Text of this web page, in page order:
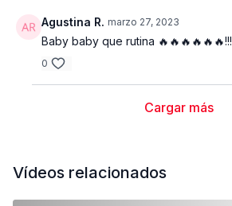
Bicicletas 12 rep | 14 rep | 16 rep
Equipos y peso utilizado
Agustina R. marzo 27, 2023
Baby baby que rutina 🔥🔥🔥🔥🔥🔥!!!
0
Cargar más
Vídeos relacionados